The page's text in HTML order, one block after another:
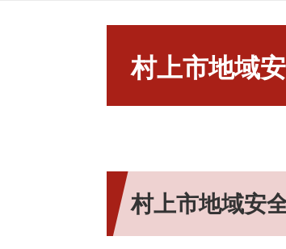
村上市地域
村上市地域安